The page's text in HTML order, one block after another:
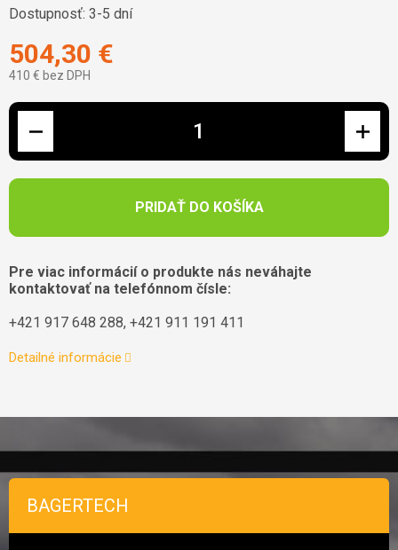
Dostupnosť: 3-5 dní
504,30 €
410 € bez DPH
Jednotková cena:
PRIDAŤ DO KOŠÍKA
Pre viac informácií o produkte nás neváhajte
kontaktovať na telefónnom čísle:
+421 917 648 288, +421 911 191 411
Detailné informácie
BAGERTECH